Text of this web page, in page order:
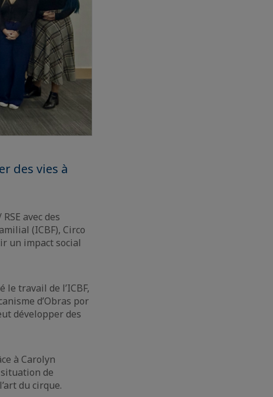
des vies à
avec des
(ICBF), Circo
un impact social
travail de l’ICBF,
d’Obras por
développer des
à Carolyn
de
du cirque.